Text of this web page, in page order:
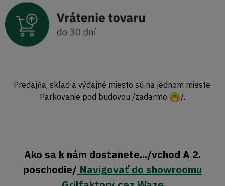
Predajňa, sklad a výdajné miesto sú na jednom mieste.
Parkovanie pod budovou /zadarmo
/.
Ako sa k nám dostanete.../vchod A 2.
poschodie/ Navigovať do showroomu